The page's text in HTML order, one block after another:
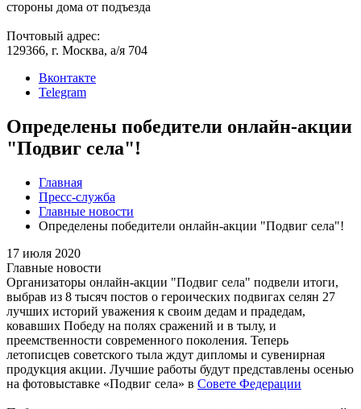
стороны дома от подъезда
Почтовый адрес:
129366, г. Москва, а/я 704
Вконтакте
Telegram
Определены победители онлайн-акции
"Подвиг села"!
Главная
Пресс-служба
Главные новости
Определены победители онлайн-акции "Подвиг села"!
17 июля 2020
Главные новости
Организаторы онлайн-акции "Подвиг села" подвели итоги,
выбрав из 8 тысяч постов о героических подвигах селян 27
лучших историй уважения к своим дедам и прадедам,
ковавших Победу на полях сражений и в тылу, и
преемственности современного поколения. Теперь
летописцев советского тыла ждут дипломы и сувенирная
продукция акции. Лучшие работы будут представлены осенью
на фотовыставке «Подвиг села» в Совете Федерации